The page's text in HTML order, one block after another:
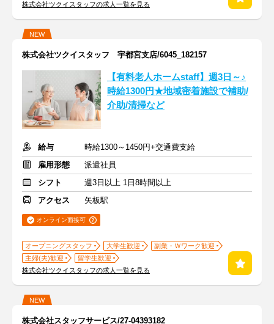
株式会社ツクイスタッフの求人一覧を見る
NEW
株式会社ツクイスタッフ 宇都宮支店/6045_182157
【有料老人ホームstaff】週3日～♪
時給1300円★地域密着施設で補助/
介助/清掃など
給与
時給1300～1450円+交通費支給
雇用形態
派遣社員
シフト
週3日以上 1日8時間以上
アクセス
矢板駅
オンライン面接可
オープニングスタッフ 大学生歓迎
副業・Ｗワーク歓迎
主婦(夫)歓迎
留学生歓迎
株式会社ツクイスタッフの求人一覧を見る
NEW
株式会社スタッフサービス/27-04393182